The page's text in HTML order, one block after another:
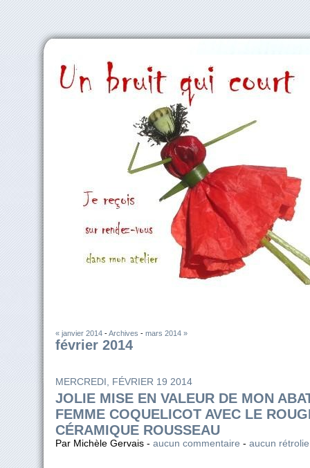
« janvier 2014 -Archives - mars 2014 »
février 2014
MERCREDI, FÉVRIER 19 2014
JOLIE MISE EN VALEUR DE MON
FEMME COQUELICOT AVEC LE
CÉRAMIQUE ROUSSEAU
Par Michèle Gervais - aucun commentaire - aucun